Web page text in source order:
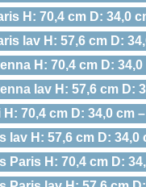
H: 70,4 cm D: 34,0
lav H: 57,6 cm D:
H: 70,4 cm D:
lav H: 57,6 cm D:
70,4 cm D: 34,0 cm
H: 57,6 cm D:
H: 70,4 cm D: